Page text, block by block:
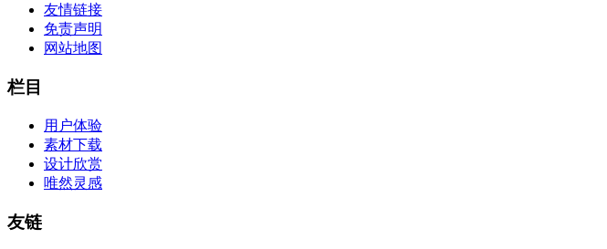
友情链接
免责声明
网站地图
栏目
用户体验
素材下载
设计欣赏
唯然灵感
友链